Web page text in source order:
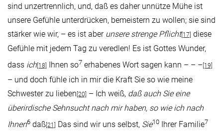
sind unzertrennlich, und, daß es daher unnütze Mühe ist
unsere Gefühle unterdrücken, bemeistern zu wollen; sie sind
stärker wie wir, – es ist aber unsere strenge Pflicht[17] diese
Gefühle mit jedem Tag zu veredlen! Es ist Gottes Wunder,
dass ich[18] Ihnen so7 erhabenes Wort sagen kann – – – [19]
– und doch fühle ich in mir die Kraft Sie so wie meine
Schwester zu lieben[20] – Ich weiß, daß auch Sie eine
überirdische Sehnsucht nach mir haben, so wie ich nach
Ihnen6 daß [21] Das sind wir uns selbst, Sie10 Ihrer Familie7